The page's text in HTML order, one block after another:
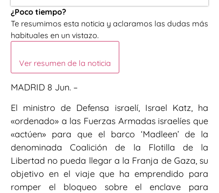
¿Poco tiempo?
Te resumimos esta noticia y aclaramos las dudas más
habituales en un vistazo.
Ver resumen de la noticia
MADRID 8 Jun. –
El ministro de Defensa israelí, Israel Katz, ha
«ordenado» a las Fuerzas Armadas israelíes que
«actúen» para que el barco ‘Madleen’ de la
denominada Coalición de la Flotilla de la
Libertad no pueda llegar a la Franja de Gaza, su
objetivo en el viaje que ha emprendido para
romper el bloqueo sobre el enclave para